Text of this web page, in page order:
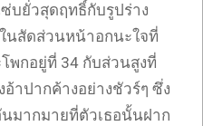
บยั่วสุดฤทธิ์กับรูปร่าง
นสัดส่วนหน้าอกนะใจที่
พกอยู่ที่ 34 กับส่วนสูงที่
าปากค้างอย่างชัวร์ๆ ซึ่ง
มากมายที่ตัวเธอนั้นฝาก